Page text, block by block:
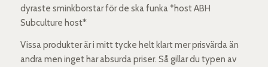
dyraste sminkborstar för de ska funka *host ABH
Subculture host*
Vissa produkter är i mitt tycke helt klart mer prisvärda än
andra men inget har absurda priser. Så gillar du typen av